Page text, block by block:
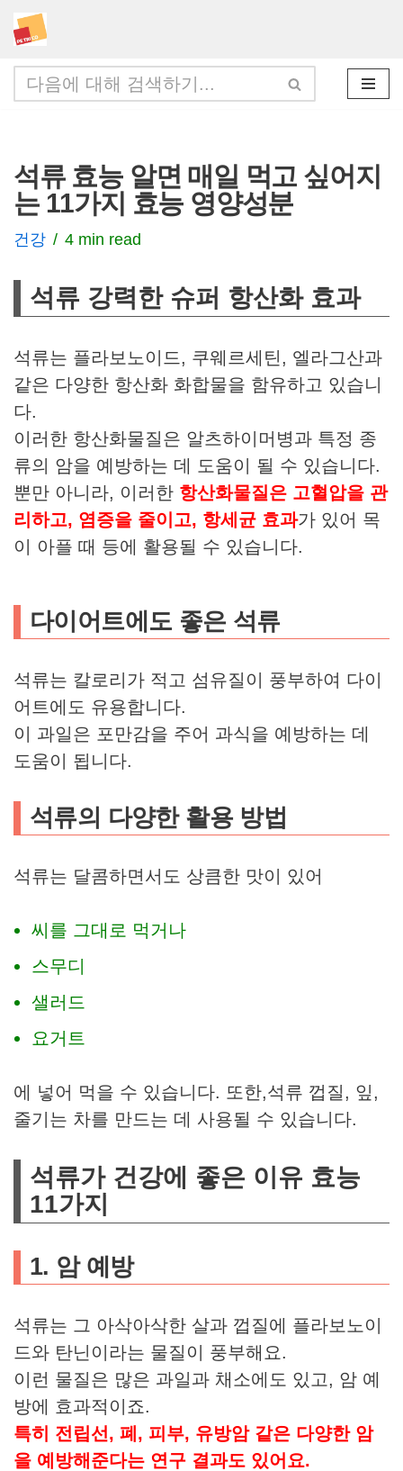
콘
텐
츠
너
뛰
기
석류 효능 알면 매일 먹고 싶어지
는 11가지 효능 영양성분
건강 4 min read
석류 강력한 슈퍼 항산화 효과
석류는 플라보노이드, 쿠웨르세틴, 엘라그산과
같은 다양한 항산화 화합물을 함유하고 있습니
다.
이러한 항산화물질은 알츠하이머병과 특정 종
류의 암을 예방하는 데 도움이 될 수 있습니다.
뿐만 아니라, 이러한 항산화물질은 고혈압을 관
리하고, 염증을 줄이고, 항세균 효과가 있어 목
이 아플 때 등에 활용될 수 있습니다.
다이어트에도 좋은 석류
석류는 칼로리가 적고 섬유질이 풍부하여 다이
어트에도 유용합니다.
이 과일은 포만감을 주어 과식을 예방하는 데
도움이 됩니다.
석류의 다양한 활용 방법
석류는 달콤하면서도 상큼한 맛이 있어
씨를 그대로 먹거나
스무디
샐러드
요거트
에 넣어 먹을 수 있습니다. 또한,석류 껍질, 잎,
줄기는 차를 만드는 데 사용될 수 있습니다.
석류가 건강에 좋은 이유 효능
11가지
1. 암 예방
석류는 그 아삭아삭한 살과 껍질에 플라보노이
드와 탄닌이라는 물질이 풍부해요.
이런 물질은 많은 과일과 채소에도 있고, 암 예
방에 효과적이죠.
특히 전립선, 폐, 피부, 유방암 같은 다양한 암
을 예방해준다는 연구 결과도 있어요.